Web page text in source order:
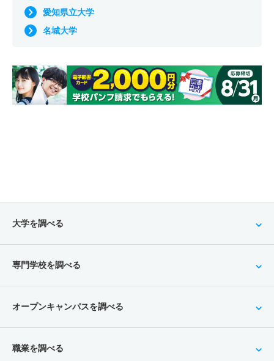
愛知県立大学
名城大学
大学を調べる
専門学校を調べる
オープンキャンパスを調べる
職業を調べる